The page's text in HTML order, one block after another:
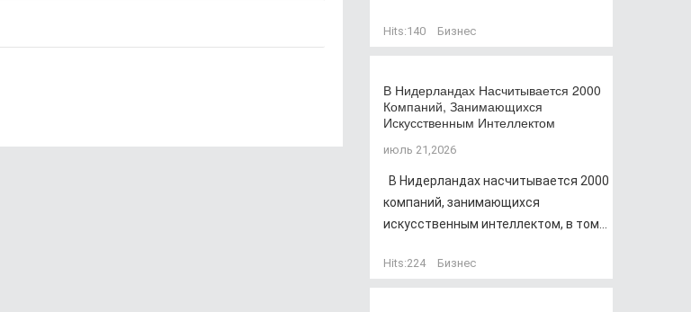
Hits:140 Бизнес
В Нидерландах Насчитывается 2000
Компаний, Занимающихся
Искусственным Интеллектом
июль 21,2026
В Нидерландах насчитывается 2000
компаний, занимающихся
искусственным интеллектом, в том...
Hits:224 Бизнес